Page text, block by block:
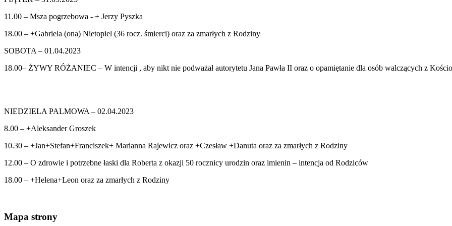
11.00 – Msza pogrzebowa - + Jerzy Pyszka
18.00 – +Gabriela (ona) Nietopiel (36 rocz. śmierci) oraz za zmarłych z Rodziny
SOBOTA – 01.04.2023
18.00– ŻYWY RÓŻANIEC – W intencji , aby nikt nie podważał autorytetu Jana Pawła II oraz o opamiętanie dla osób walczących z
NIEDZIELA PALMOWA – 02.04.2023
8.00 – +Aleksander Groszek
10.30 – +Jan+Stefan+Franciszek+ Marianna Rajewicz oraz +Czesław +Danuta oraz za zmarłych z Rodziny
12.00 – O zdrowie i potrzebne łaski dla Roberta z okazji 50 rocznicy urodzin oraz imienin – intencja od Rodziców
18.00 – +Helena+Leon oraz za zmarłych z Rodziny
Mapa strony